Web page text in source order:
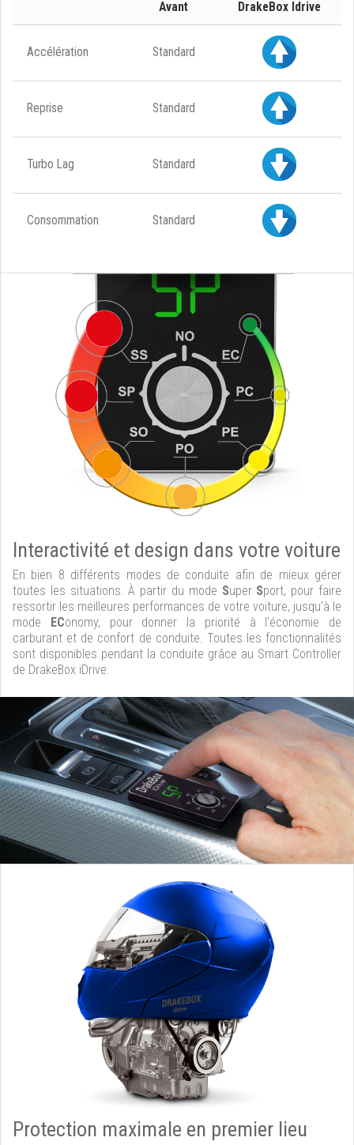
Avant DrakeBox Idrive
Accélération Standard
Reprise Standard
Turbo Lag Standard
Consommation Standard
Interactivité et design dans votre voiture
En bien 8 différents modes de conduite afin de mieux gérer
toutes les situations. À partir du mode Super Sport, pour faire
ressortir les meilleures performances de votre voiture, jusqu'à le
mode EConomy, pour donner la priorité à l'économie de
carburant et de confort de conduite. Toutes les fonctionnalités
sont disponibles pendant la conduite grâce au Smart Controller
de DrakeBox iDrive.
Protection maximale en premier lieu